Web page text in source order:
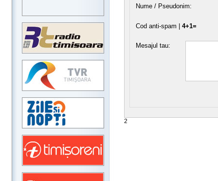
Nume / Pseudonim:
Cod anti-spam | 4+1=
Mesajul tau:
2